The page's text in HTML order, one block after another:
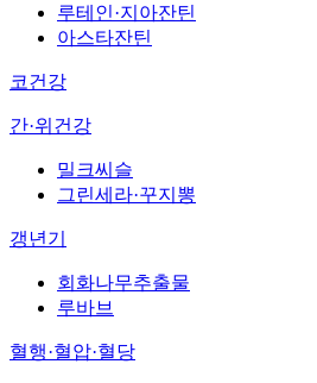
루테인·지아잔틴
아스타잔틴
코건강
간·위건강
밀크씨슬
그린세라·꾸지뽕
갱년기
회화나무추출물
루바브
혈행·혈압·혈당